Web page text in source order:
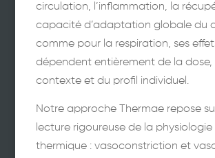
circulation, l’inflammation, la
capacité d’adaptation globale du
comme pour la respiration, ses
dépendent entièrement de la dose,
contexte et du profil individuel.
Notre approche Thermae repose
lecture rigoureuse de la physiologie
thermique : vasoconstriction et